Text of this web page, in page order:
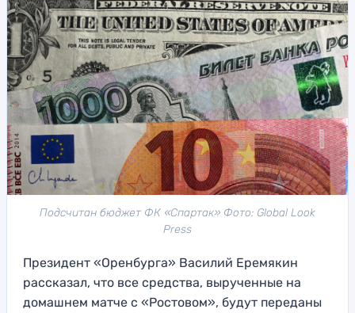
Подсчитан бюджет ФК «Спартак» Фото: Global Look
Press
Президент «Оренбурга» Василий Еремякин
рассказал, что все средства, вырученные на
домашнем матче с «Ростовом», будут переданы